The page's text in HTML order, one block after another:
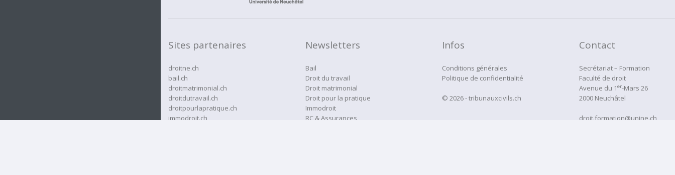
Sites partenaires
droitne.ch
bail.ch
droitmatrimonial.ch
droitdutravail.ch
droitpourlapratique.ch
immodroit.ch
Newsletters
Bail
Droit du travail
Droit matrimonial
Droit pour la pratique
Immodroit
RC & Assurances
Infos
Conditions générales
Politique de confidentialité
© 2026 - tribunauxcivils.ch
Contact
Secrétariat – Formation
Faculté de droit
Avenue du 1er-Mars 26
2000 Neuchâtel
droit.formation@unine.ch